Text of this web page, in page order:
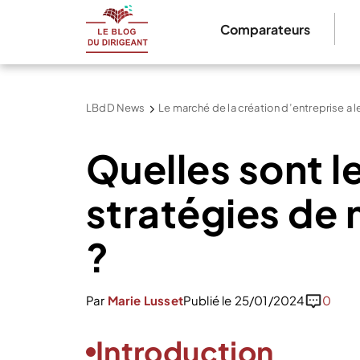
Comparateurs
LBdD News Le marché de la création d’entreprise a
Quelles sont
stratégies de
?
Par Marie LussetPublié le 25/01/2024 0
Introduction